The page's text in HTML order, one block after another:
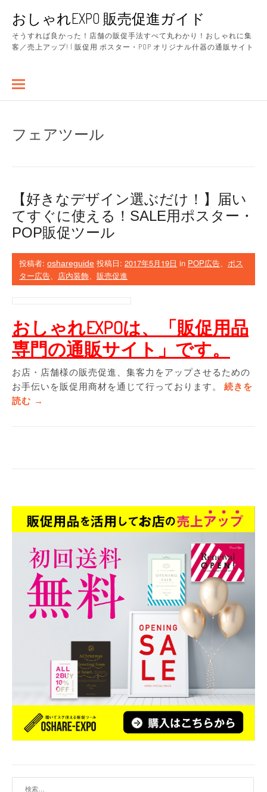
ッ
おしゃれEXPO 販売促進ガイド
そうすれば良かった！店舗の販促手法すべて丸わかり！おしゃれに集
客／売上アップ! | 販促用 ポスター・POP オリジナル什器の通販サイト
フェアツール
【好きなデザイン選ぶだけ！】届い
てすぐに使える！SALE用ポスター・
POP販促ツール
投稿者: oshareguide 投稿日: 2017年5月19日 in POP広告、 ポス
ター広告、 店内装飾、 販売促進
おしゃれEXPOは、「販促用品
専門の通販サイト」です。
お店・店舗様の販売促進、集客力をアップさせるための
お手伝いを販促用商材を通じて行っております。 続きを
読む “
ン
選
だ
け
！
届
え
る
！
L
→